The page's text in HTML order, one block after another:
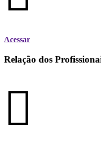
Acessar
Relação dos